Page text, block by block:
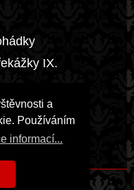
a
Používáním
informací...
IX.